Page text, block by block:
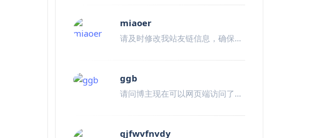
miaoer
请及时修改我站友链信息，确保此
系，目前已经发了好几封邮件了。
ggb
请问博主现在可以网页端访问了导
qjfwvfnvdy